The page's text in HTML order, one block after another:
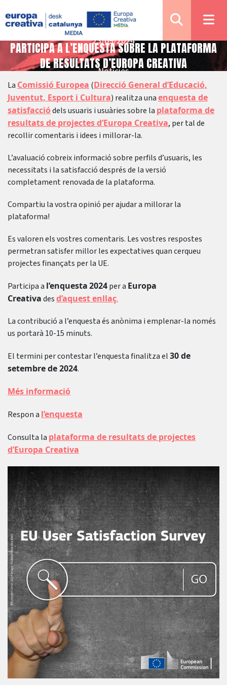
Notícies
PARTICIPA A L’ENQUESTA SOBRE LA PLATAFORMA
DE RESULTATS D’EUROPA CREATIVA
23/09/2024
La Comissió Europea (Direcció General d’Educació,
Juventut, Esport i Cultura) realitza unaenquesta de
satisfacciódels usuaris i usuàries sobre la plataforma de
resultats de projectes d’Europa Creativa, per tal de
recollir comentaris i idees i millorar-la.
L’avaluació cobreix informació sobre perfils d’usuaris, les
necessitats i la satisfacció després de la versió
completament renovada de la plataforma.
Compartiu la vostra opinió per ajudar a millorar la
plataforma!
Es valoren els vostres comentaris. Les vostres respostes
permetran satisfer millor les expectatives quan cerqueu
projectes finançats per la UE.
Participa a l’enquesta2024per a Europa
Creativadesd’aquest enllaç.
La contribució a l’enquesta és anònima i emplenar-la només
us portarà 10-15 minuts.
El termini per contestar l’enquesta finalitza el30 de
setembre de 2024.
Més informació
Respon a l’enquesta
Consulta la plataforma de resultats de projectes
d’Europa Creativa